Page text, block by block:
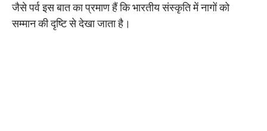
जैसे पर्व इस बात का प्रमाण हैं कि भारतीय संस्कृति में नागों को
सम्मान की दृष्टि से देखा जाता है।